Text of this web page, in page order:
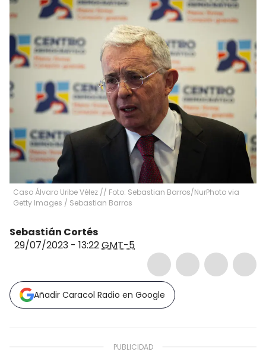
Caso Álvaro Uribe Vélez // Foto: Sebastian Barros/NurPhoto via
Getty Images / Sebastian Barros
Sebastián Cortés
29/07/2023 - 13:22GMT-5
Añadir Caracol Radio en Google